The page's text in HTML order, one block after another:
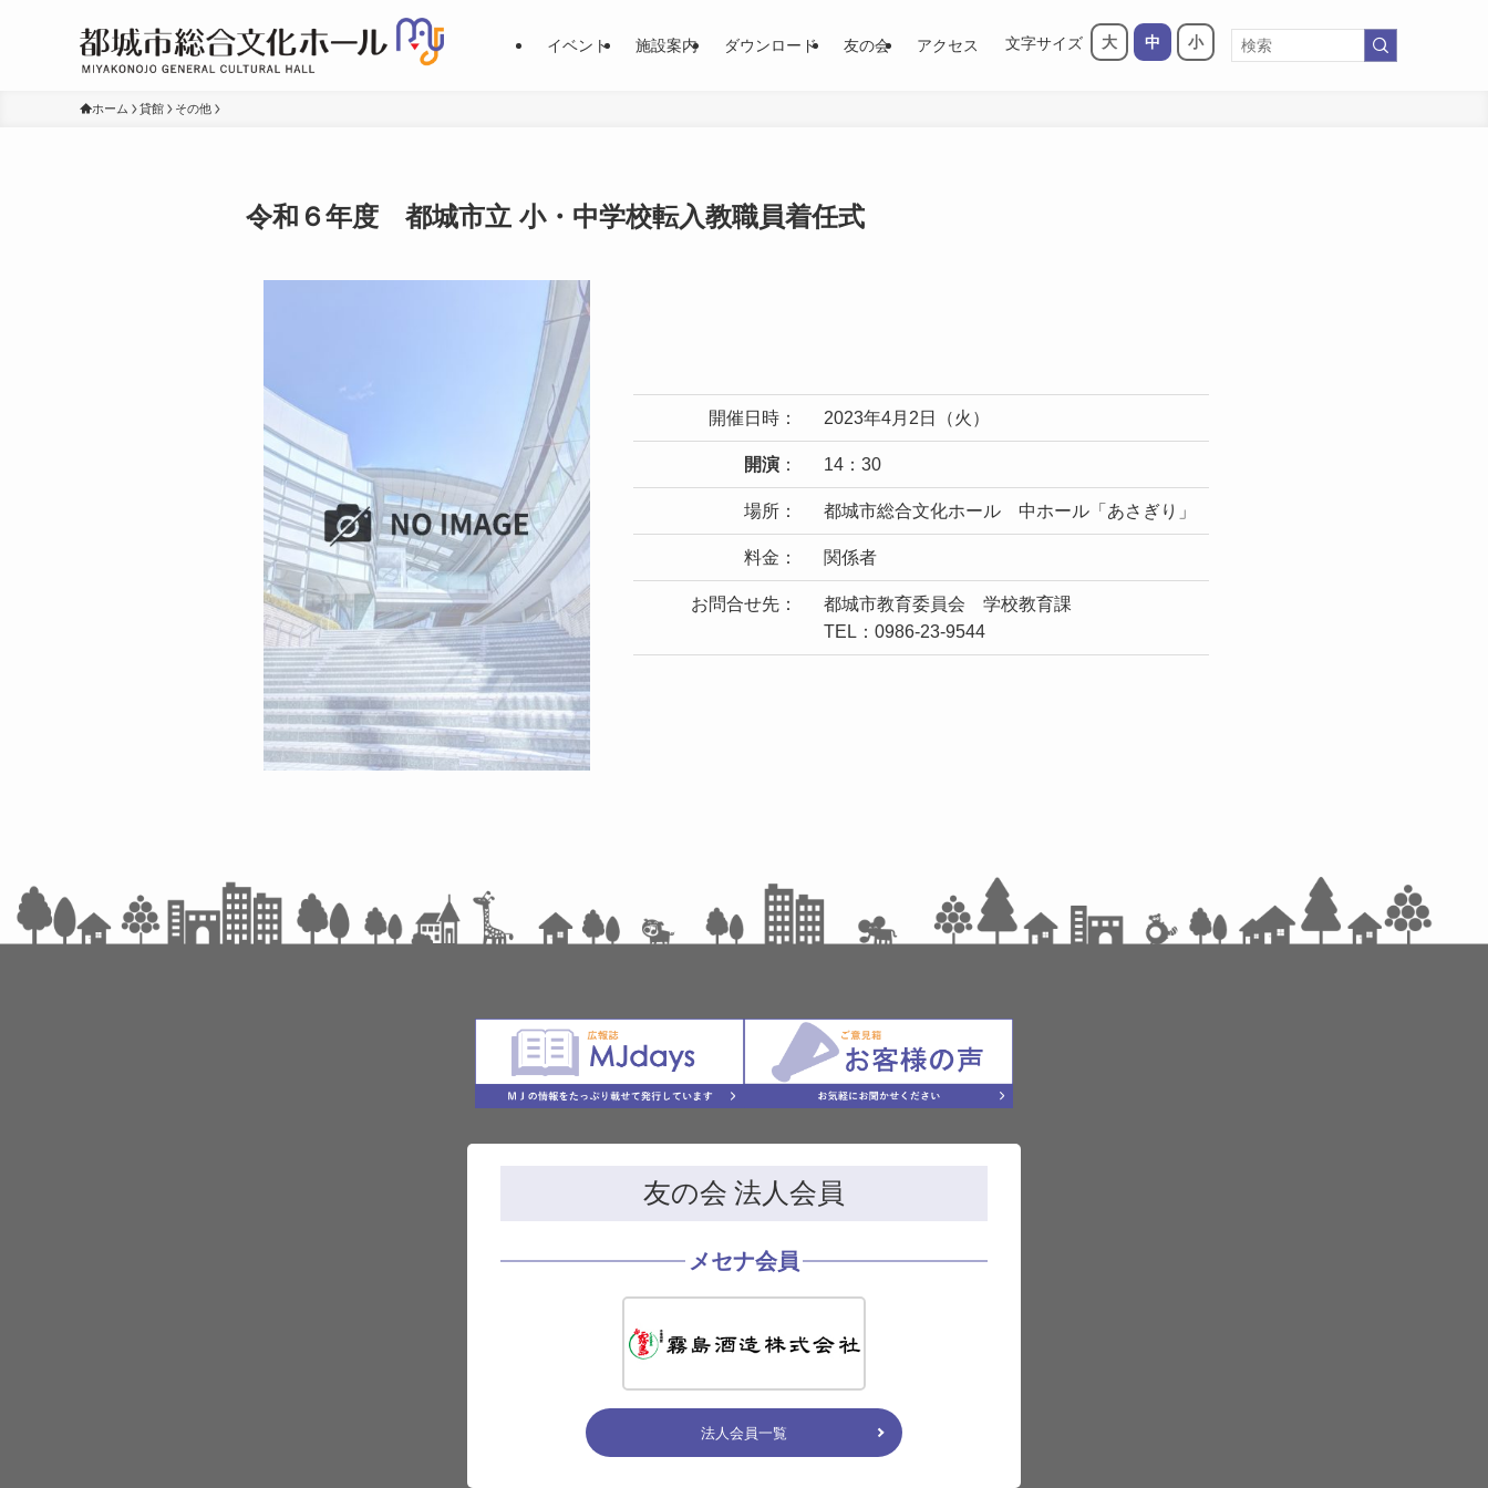
イベント 施設案内 ダウンロード 友の会 アクセス 文字サイズ 大 中 小
ホーム 貸館 その他
令和６年度 都城市立 小・中学校転入教職員着任式
開催日時： 2023年4月2日（火）
開演： 14：30
場所： 都城市総合文化ホール 中ホール「あさぎり」
料金： 関係者
お問合せ先：
都城市教育委員会 学校教育課
TEL：0986-23-9544
友の会 法人会員
メセナ会員
法人会員一覧